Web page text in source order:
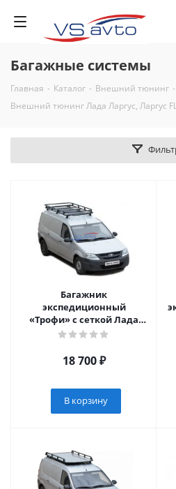
Багажные системы
Главная - Каталог - Внешний тюнинг -
Внешний тюнинг Лада Ларгус, Ларгус
Багажник
экспедиционный
«Трофи» с сеткой Лада
Ларгус (арт. 0487)
18 700₽
В корзину